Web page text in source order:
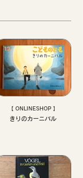
【 ONLINESHOP 】
きりのカーニバル